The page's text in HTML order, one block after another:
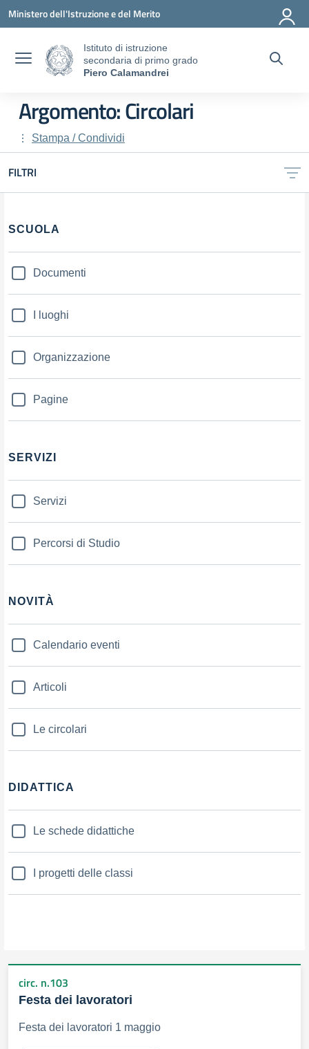
Ministero dell'Istruzione e del Merito
Istituto di istruzione
secondaria di primo grado
Piero Calamandrei
Argomento: Circolari
Stampa / Condividi
FILTRI
SCUOLA
Documenti
I luoghi
Organizzazione
Pagine
SERVIZI
Servizi
Percorsi di Studio
NOVITÀ
Calendario eventi
Articoli
Le circolari
DIDATTICA
Le schede didattiche
I progetti delle classi
circ. n.103
Festa dei lavoratori
Festa dei lavoratori 1 maggio